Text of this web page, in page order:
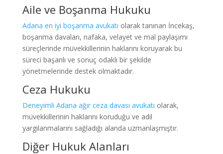
Aile ve Boşanma Hukuku
Adana en iyi boşanma avukatı olarak tanınan İncekaş,
boşanma davaları, nafaka, velayet ve mal paylaşımı
süreçlerinde müvekkillerinin haklarını koruyarak bu
süreci başarılı ve sonuç odaklı bir şekilde
yönetmelerinde destek olmaktadır.
Ceza Hukuku
Deneyimli Adana ağır ceza davası avukatı olarak,
müvekkillerinin haklarını koruduğu ve adil
yargılanmalarını sağladığı alanda uzmanlaşmıştır.
Diğer Hukuk Alanları